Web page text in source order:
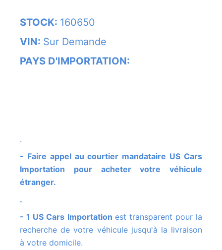
STOCK: 160650
VIN: Sur Demande
PAYS D'IMPORTATION:
.
- Faire appel au courtier mandataire US Cars
Importation pour acheter votre véhicule
étranger.
.
- 1 US Cars Importation est transparent pour la
recherche de votre véhicule jusqu'à la livraison
à votre domicile.